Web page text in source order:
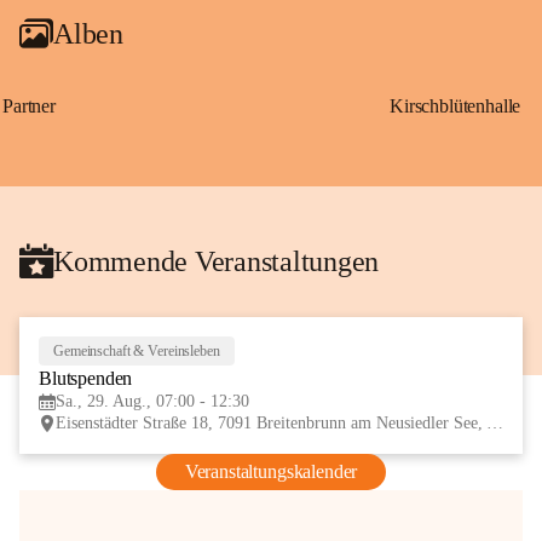
Alben
Partner Kirschblütenhalle
Kommende Veranstaltungen
Gemeinschaft & Vereinsleben
Blutspenden
Sa., 29. Aug., 07:00 - 12:30
Eisenstädter Straße 18, 7091 Breitenbrunn am Neusiedler See, AUT
Veranstaltungskalender